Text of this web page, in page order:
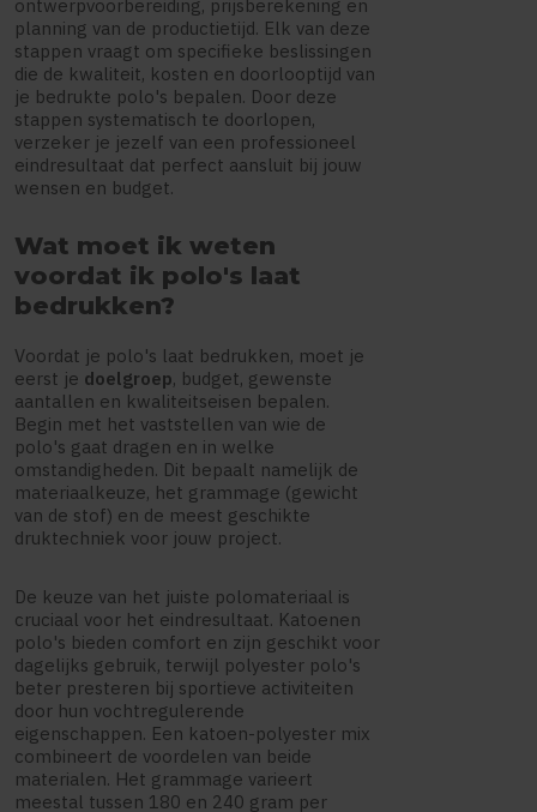
ontwerpvoorbereiding, prijsberekening en
planning van de productietijd. Elk van deze
stappen vraagt om specifieke beslissingen
die de kwaliteit, kosten en doorlooptijd van
je bedrukte polo's bepalen. Door deze
stappen systematisch te doorlopen,
verzeker je jezelf van een professioneel
eindresultaat dat perfect aansluit bij jouw
wensen en budget.
Wat moet ik weten
voordat ik polo's laat
bedrukken?
Voordat je polo's laat bedrukken, moet je
eerst je doelgroep, budget, gewenste
aantallen en kwaliteitseisen bepalen.
Begin met het vaststellen van wie de
polo's gaat dragen en in welke
omstandigheden. Dit bepaalt namelijk de
materiaalkeuze, het grammage (gewicht
van de stof) en de meest geschikte
druktechniek voor jouw project.
De keuze van het juiste polomateriaal is
cruciaal voor het eindresultaat. Katoenen
polo's bieden comfort en zijn geschikt voor
dagelijks gebruik, terwijl polyester polo's
beter presteren bij sportieve activiteiten
door hun vochtregulerende
eigenschappen. Een katoen-polyester mix
combineert de voordelen van beide
materialen. Het grammage varieert
meestal tussen 180 en 240 gram per